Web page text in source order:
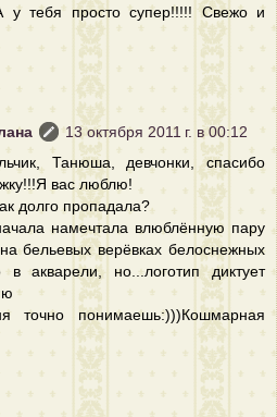
у тебя просто супер!!!!! Свежо и
13 октября 2011 г. в 00:12
Танюша, девчонки, спасибо
вас люблю!
долго пропадала?
намечтала влюблённую пару
бельевых верёвках белоснежных
акварели, но...логотип диктует
точно понимаешь:)))Кошмарная